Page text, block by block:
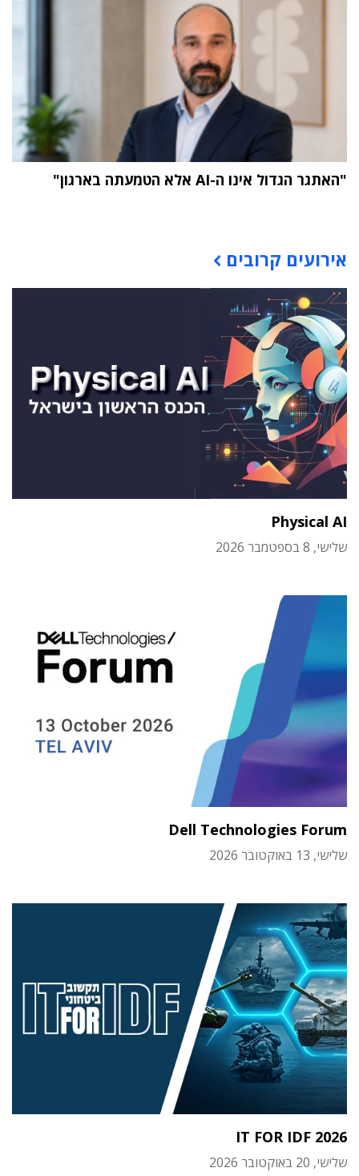
"האתגר הגדול אינו ה-AI אלא הטמעתה בארגון"
אירועים קרובים
Physical AI
שלישי, 8 בספטמבר 2026
Dell Technologies Forum
שלישי, 13 באוקטובר 2026
IT FOR IDF 2026
שלישי, 20 באוקטובר 2026